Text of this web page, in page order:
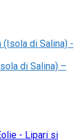
di Salina) –